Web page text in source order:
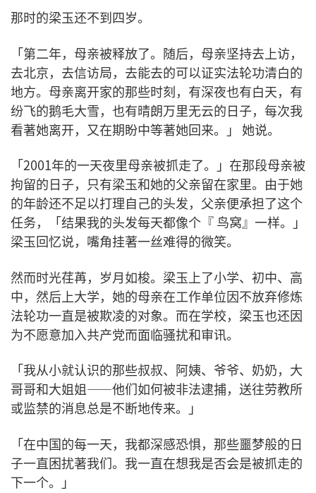
那时的梁玉还不到四岁。
「第二年，母亲被释放了。随后，母亲坚持去上访，
去北京，去信访局，去能去的可以证实法轮功清白的
地方。母亲离开家的那些时刻，有深夜也有白天，有
纷飞的鹅毛大雪，也有晴朗万里无云的日子，每次我
看著她离开，又在期盼中等著她回来。」 她说。
「2001年的一天夜里母亲被抓走了。」在那段母亲被
拘留的日子，只有梁玉和她的父亲留在家里。由于她
的年龄还不足以打理自己的头发，父亲便承担了这个
任务，「结果我的头发每天都像个『 鸟窝』一样。」
梁玉回忆说，嘴角挂著一丝难得的微笑。
然而时光荏苒，岁月如梭。梁玉上了小学、初中、高
中，然后上大学，她的母亲在工作单位因不放弃修炼
法轮功一直是被欺凌的对象。而在学校，梁玉也还因
为不愿意加入共产党而面临骚扰和审讯。
「我从小就认识的那些叔叔、阿姨、爷爷、奶奶，大
哥哥和大姐姐——他们如何被非法逮捕，送往劳教所
或监禁的消息总是不断地传来。」
「在中国的每一天，我都深感恐惧，那些噩梦般的日
子一直困扰著我们。我一直在想我是否会是被抓走的
下一个。」